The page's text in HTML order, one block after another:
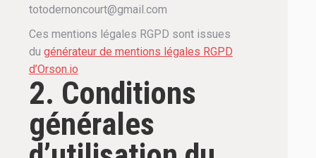
totodernoncourt@gmail.com
Ces mentions légales RGPD sont issues
du générateur de mentions légales RGPD
d’Orson.io
2. Conditions
générales